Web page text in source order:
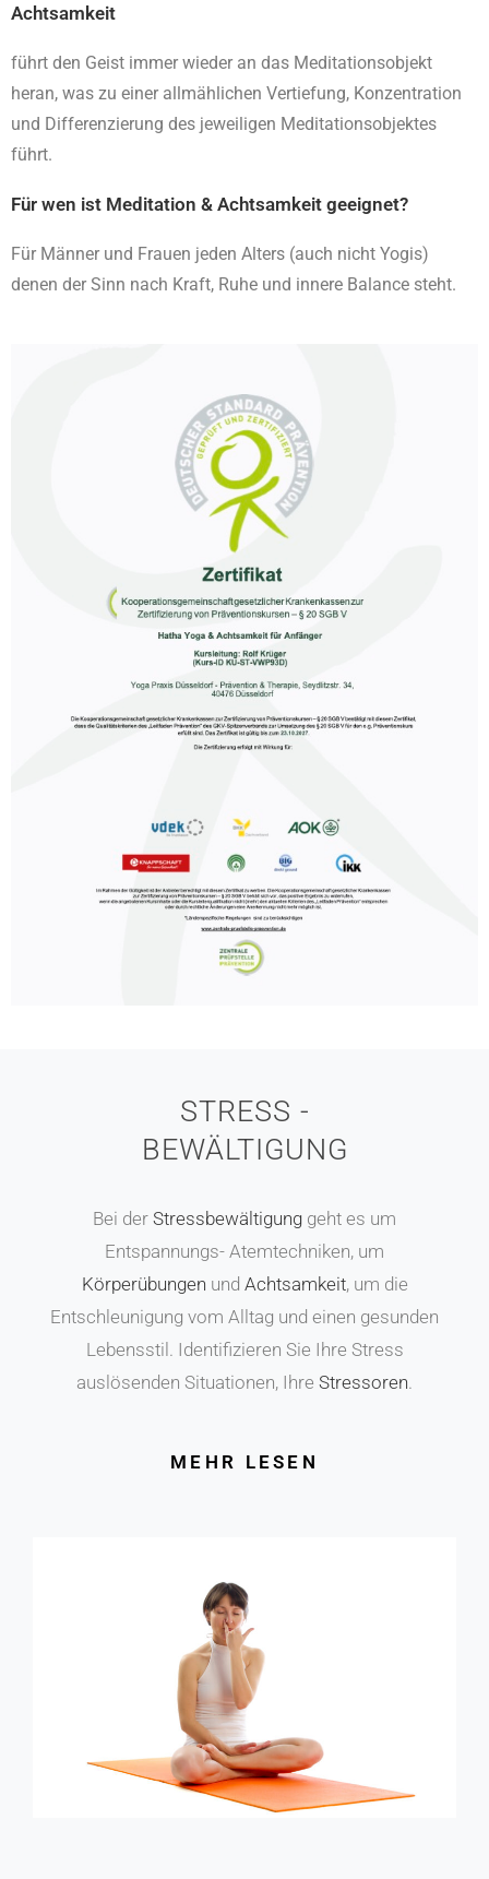
Achtsamkeit
führt den Geist immer wieder an das Meditationsobjekt
heran, was zu einer allmählichen Vertiefung, Konzentration
und Differenzierung des jeweiligen Meditationsobjektes
führt.
Für wen ist Meditation & Achtsamkeit geeignet?
Für Männer und Frauen jeden Alters (auch nicht Yogis)
denen der Sinn nach Kraft, Ruhe und innere Balance steht.
STRESS -
BEWÄLTIGUNG
Bei der Stressbewältigung geht es um
Entspannungs- Atemtechniken, um
Körperübungen und Achtsamkeit, um die
Entschleunigung vom Alltag und einen gesunden
Lebensstil. Identifizieren Sie Ihre Stress
auslösenden Situationen, Ihre Stressoren.
MEHR LESEN